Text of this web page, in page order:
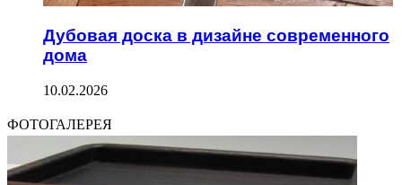
Дубовая доска в дизайне современного
дома
10.02.2026
ФОТОГАЛЕРЕЯ